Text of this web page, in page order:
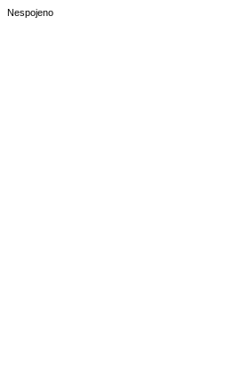
Nespojeno